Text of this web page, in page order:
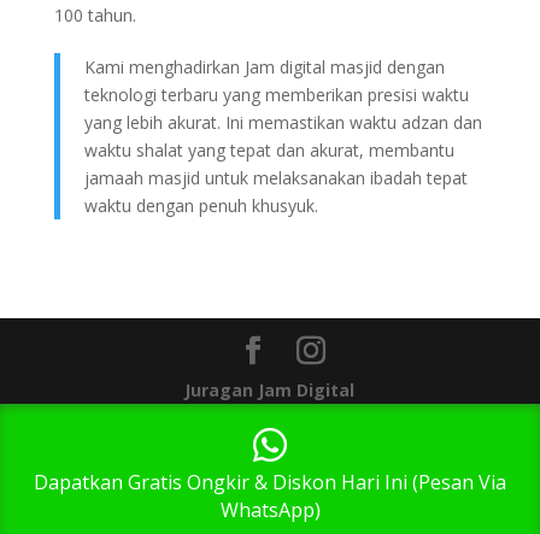
100 tahun.
Kami menghadirkan Jam digital masjid dengan
teknologi terbaru yang memberikan presisi waktu
yang lebih akurat. Ini memastikan waktu adzan dan
waktu shalat yang tepat dan akurat, membantu
jamaah masjid untuk melaksanakan ibadah tepat
waktu dengan penuh khusyuk.
Juragan Jam Digital
Dapatkan Gratis Ongkir & Diskon Hari Ini (Pesan Via
WhatsApp)